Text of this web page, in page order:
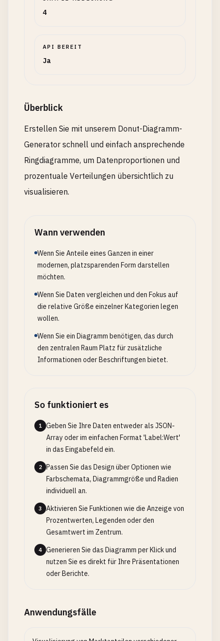
4
API BEREIT
Ja
Überblick
Erstellen Sie mit unserem Donut-Diagramm-
Generator schnell und einfach ansprechende
Ringdiagramme, um Datenproportionen und
prozentuale Verteilungen übersichtlich zu
visualisieren.
Wann verwenden
Wenn Sie Anteile eines Ganzen in einer
modernen, platzsparenden Form darstellen
möchten.
Wenn Sie Daten vergleichen und den Fokus auf
die relative Größe einzelner Kategorien legen
wollen.
Wenn Sie ein Diagramm benötigen, das durch
den zentralen Raum Platz für zusätzliche
Informationen oder Beschriftungen bietet.
So funktioniert es
1
Geben Sie Ihre Daten entweder als JSON-
Array oder im einfachen Format 'Label:Wert'
in das Eingabefeld ein.
2
Passen Sie das Design über Optionen wie
Farbschemata, Diagrammgröße und Radien
individuell an.
3
Aktivieren Sie Funktionen wie die Anzeige von
Prozentwerten, Legenden oder den
Gesamtwert im Zentrum.
4
Generieren Sie das Diagramm per Klick und
nutzen Sie es direkt für Ihre Präsentationen
oder Berichte.
Anwendungsfälle